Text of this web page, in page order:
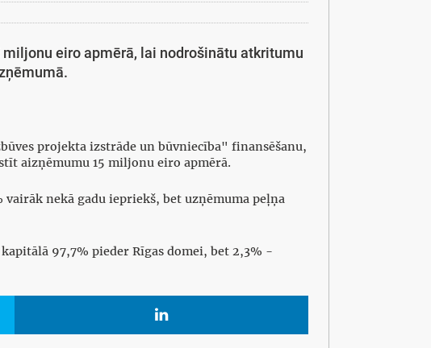
eiro apmērā, lai nodrošinātu atkritumu
projekta izstrāde un būvniecība" finansēšanu,
aizņēmumu 15 miljonu eiro apmērā.
nekā gadu iepriekš, bet uzņēmuma peļņa
97,7% pieder Rīgas domei, bet 2,3% -
